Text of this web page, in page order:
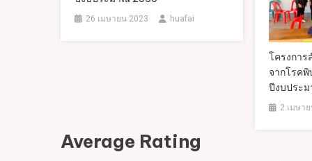
26 เมษายน 2023 huafai
โครงกา
จากโรค
ปีงบประ
2 เมษา
Average Rating